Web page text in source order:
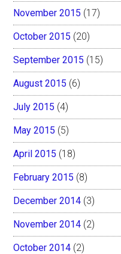
November 2015 (17)
October 2015 (20)
September 2015 (15)
August 2015 (6)
July 2015 (4)
May 2015 (5)
April 2015 (18)
February 2015 (8)
December 2014 (3)
November 2014 (2)
October 2014 (2)